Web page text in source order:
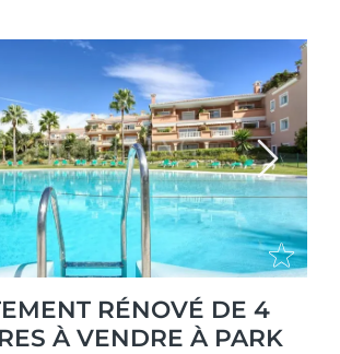
Next
RÉNOVÉ DE 4
À VENDRE À PARK